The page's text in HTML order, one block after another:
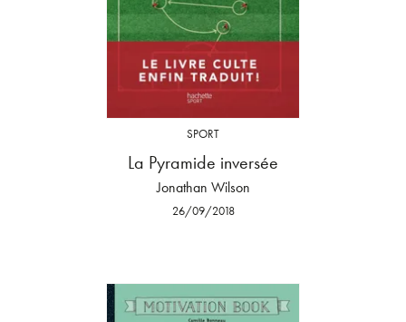
SPORT
La Pyramide inversée
Jonathan Wilson
26/09/2018